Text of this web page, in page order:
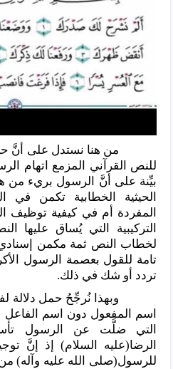
من هنا نستدل على أنَّ
للنص القرآني المزمع اتهام
بيِّنة على أنَّ الرسول بريء من
الحيثية الخطابية تكمن في
المفردة أم في كيفية توظيف
التركيبية التي يُساق
لخطاب النص ثمة مكمن
تامة للقول بعصمة الرسول
تردد أو شك في ذلك.
وبهذا نُرجِّحُ حمل دلالة
اسم المفعول دون اسم الفاعل
التي ضلَّت عن الرسول
الرضا(عليه السلام) إذ إنَّ
للرسول(صلى الله عليه وآله) من